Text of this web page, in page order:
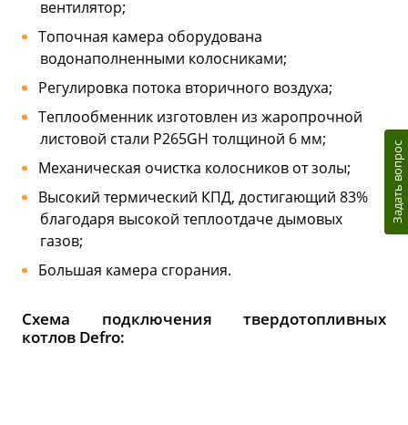
вентилятор;
Топочная камера оборудована
водонаполненными колосниками;
Регулировка потока вторичного воздуха;
Теплообменник изготовлен из жаропрочной
листовой стали P265GH толщиной 6 мм;
Механическая очистка колосников от золы;
Высокий термический КПД, достигающий 83%
благодаря высокой теплоотдаче дымовых
газов;
Большая камера сгорания.
Схема подключения твердотопливных
котлов Defro:
Задать вопрос